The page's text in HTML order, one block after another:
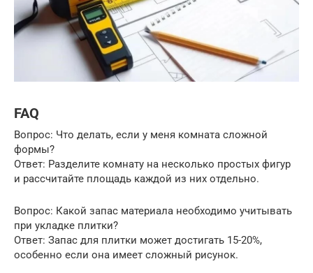
FAQ
Вопрос: Что делать, если у меня комната сложной
формы?
Ответ: Разделите комнату на несколько простых фигур
и рассчитайте площадь каждой из них отдельно.
Вопрос: Какой запас материала необходимо учитывать
при укладке плитки?
Ответ: Запас для плитки может достигать 15-20%,
особенно если она имеет сложный рисунок.